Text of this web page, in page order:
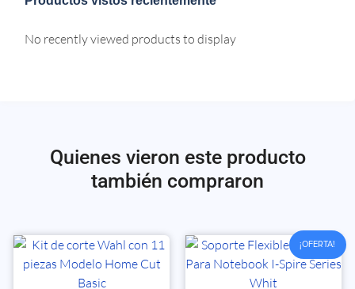
No recently viewed products to display
Quienes vieron este producto
también compraron
¡OFERTA!